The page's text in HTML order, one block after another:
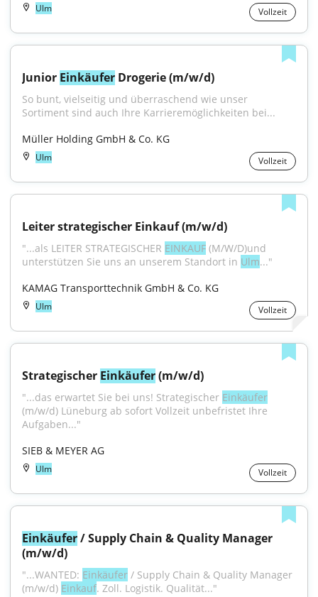
Ulm Vollzeit
Junior Einkäufer Drogerie (m/w/d)
So bunt, vielseitig und überraschend wie unser
Sortiment sind auch Ihre Karrieremöglichkeiten bei...
Müller Holding GmbH & Co. KG
Ulm Vollzeit
Leiter strategischer Einkauf (m/w/d)
"...als LEITER STRATEGISCHER EINKAUF (M/W/D)und
unterstützen Sie uns an unserem Standort in Ulm..."
KAMAG Transporttechnik GmbH & Co. KG
Ulm Vollzeit
Strategischer Einkäufer (m/w/d)
"...das erwartet Sie bei uns! Strategischer Einkäufer
(m/w/d) Lüneburg ab sofort Vollzeit unbefristet Ihre
Aufgaben..."
SIEB & MEYER AG
Ulm Vollzeit
Einkäufer / Supply Chain & Quality Manager
(m/w/d)
"...WANTED: Einkäufer / Supply Chain & Quality Manager
(m/w/d) Einkauf. Zoll. Logistik. Qualität..."